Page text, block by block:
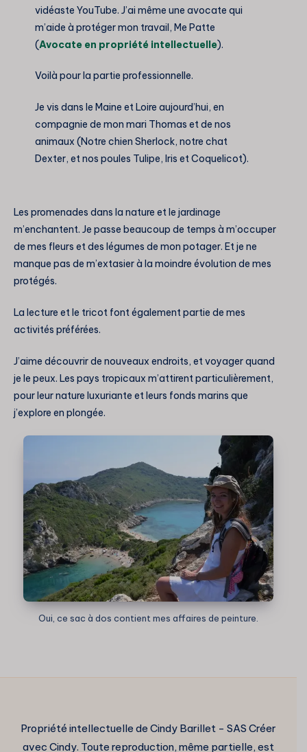
vidéaste YouTube. J’ai même une avocate qui
m’aide à protéger mon travail, Me Patte
(Avocate en propriété intellectuelle).
Voilà pour la partie professionnelle.
Je vis dans le Maine et Loire aujourd’hui, en
compagnie de mon mari Thomas et de nos
animaux (Notre chien Sherlock, notre chat
Dexter, et nos poules Tulipe, Iris et Coquelicot).
Les promenades dans la nature et le jardinage
m’enchantent. Je passe beaucoup de temps à m’occuper
de mes fleurs et des légumes de mon potager. Et je ne
manque pas de m’extasier à la moindre évolution de mes
protégés.
La lecture et le tricot font également partie de mes
activités préférées.
J’aime découvrir de nouveaux endroits, et voyager quand
je le peux. Les pays tropicaux m’attirent particulièrement,
pour leur nature luxuriante et leurs fonds marins que
j’explore en plongée.
Oui, ce sac à dos contient mes affaires de peinture.
Propriété intellectuelle de Cindy Barillet - SAS Créer
avec Cindy. Toute reproduction, même partielle, est